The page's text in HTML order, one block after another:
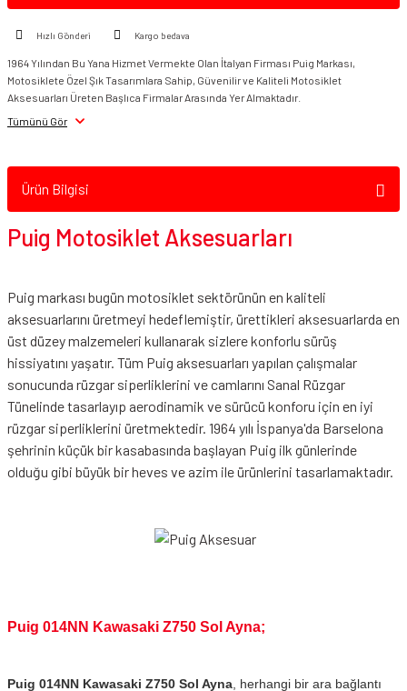
Hızlı Gönderi Kargo bedava
1964 Yılından Bu Yana Hizmet Vermekte Olan İtalyan Firması Puig Markası,
Motosiklete Özel Şık Tasarımlara Sahip, Güvenilir ve Kaliteli Motosiklet
Aksesuarları Üreten Başlıca Firmalar Arasında Yer Almaktadır.
Tümünü Gör
Ürün Bilgisi
Puig Motosiklet Aksesuarları
Puig markası bugün motosiklet sektörünün en kaliteli
aksesuarlarını üretmeyi hedeflemiştir, ürettikleri aksesuarlarda en
üst düzey malzemeleri kullanarak sizlere konforlu sürüş
hissiyatını yaşatır. Tüm Puig aksesuarları yapılan çalışmalar
sonucunda rüzgar siperliklerini ve camlarını Sanal Rüzgar
Tünelinde tasarlayıp aerodinamik ve sürücü konforu için en iyi
rüzgar siperliklerini üretmektedir. 1964 yılı İspanya'da Barselona
şehrinin küçük bir kasabasında başlayan Puig ilk günlerinde
olduğu gibi büyük bir heves ve azim ile ürünlerini tasarlamaktadır.
Puig 014NN Kawasaki Z750 Sol Ayna;
Puig 014NN Kawasaki Z750 Sol Ayna , herhangi bir ara bağlantı